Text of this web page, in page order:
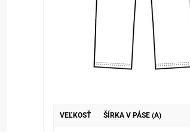
VEĽKOSŤ ŠÍRKA V PÁSE (A)